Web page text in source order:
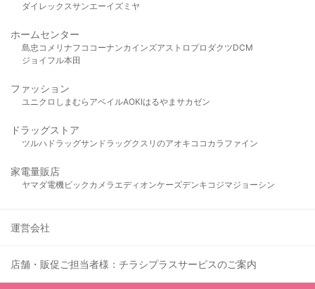
ダイレックスサンエーイズミヤ
ホームセンター
島忠 コメリ ナフコ コーナンカインズアストロプロダクツDCM
ジョイフル本田
ファッション
ユニクロ しまむら アベイルAOKIはるやま サカゼン
ドラッグストア
ツルハドラッグサンドラッグクスリのアオキ ココカラファイン
家電量販店
ヤマダ電機ビックカメラ エディオンケーズデンキ コジマジョーシン
運営会社
店舗・販促ご担当者様：チラシプラスサービスのご案内